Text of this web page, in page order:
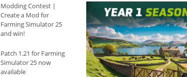
Modding Contest |
Create a Mod for
Farming Simulator 25
and win!
Patch 1.21 for Farming
Simulator 25 now
available